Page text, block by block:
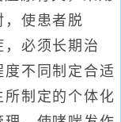
，使患者脱
，必须长期治
不同制定合适
所制定的个体化